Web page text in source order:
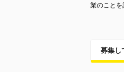
業のことを
募集し